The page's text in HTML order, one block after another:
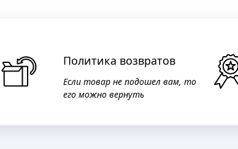
Политика возвратов
Если товар не подошел вам, то
его можно вернуть